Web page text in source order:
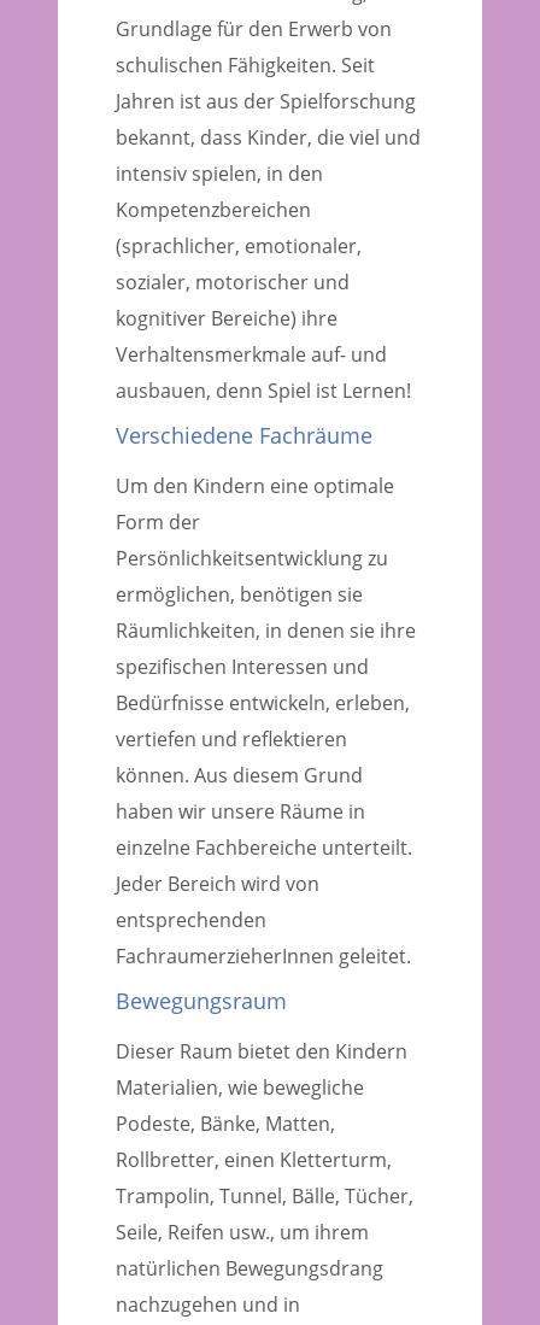
Grundlage für den Erwerb von
schulischen Fähigkeiten. Seit
Jahren ist aus der Spielforschung
bekannt, dass Kinder, die viel und
intensiv spielen, in den
Kompetenzbereichen
(sprachlicher, emotionaler,
sozialer, motorischer und
kognitiver Bereiche) ihre
Verhaltensmerkmale auf- und
ausbauen, denn Spiel ist Lernen!
Verschiedene Fachräume
Um den Kindern eine optimale
Form der
Persönlichkeitsentwicklung zu
ermöglichen, benötigen sie
Räumlichkeiten, in denen sie ihre
spezifischen Interessen und
Bedürfnisse entwickeln, erleben,
vertiefen und reflektieren
können. Aus diesem Grund
haben wir unsere Räume in
einzelne Fachbereiche unterteilt.
Jeder Bereich wird von
entsprechenden
FachraumerzieherInnen geleitet.
Bewegungsraum
Dieser Raum bietet den Kindern
Materialien, wie bewegliche
Podeste, Bänke, Matten,
Rollbretter, einen Kletterturm,
Trampolin, Tunnel, Bälle, Tücher,
Seile, Reifen usw., um ihrem
natürlichen Bewegungsdrang
nachzugehen und in